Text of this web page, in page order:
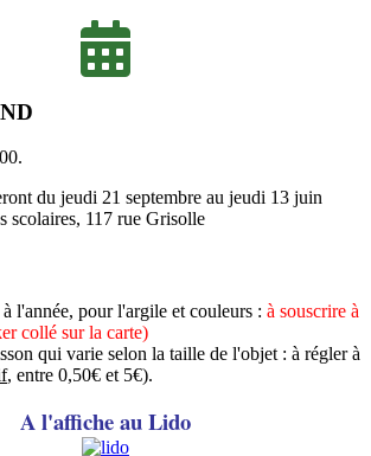
du jeudi 21 septembre au jeudi 13 juin
scolaires, 117 rue Grisolle
l'année, pour l'argile et couleurs : à souscrire à
collé sur la carte)
qui varie selon la taille de l'objet : à régler à
, entre 0,50€ et 5€).
A l'affiche au Lido